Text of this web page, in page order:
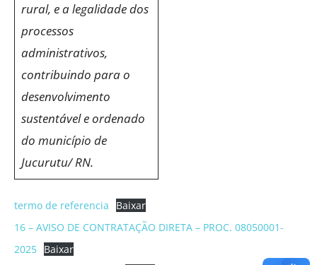
rural, e a legalidade dos
processos
administrativos,
contribuindo para o
desenvolvimento
sustentável e ordenado
do município de
Jucurutu/ RN.
termo de referencia
Baixar
16 – AVISO DE CONTRATAÇÃO DIRETA – PROC. 08050001-
2025 Baixar